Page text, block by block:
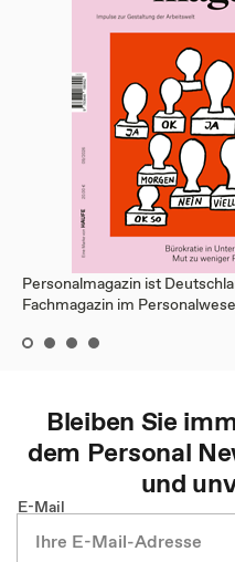
Personalmagazin ist
Fachmagazin im
Bleiben Sie
dem Personal
und
E-Mail